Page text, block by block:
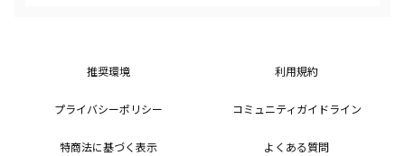
推奨環境 利用規約
プライバシーポリシー コミュニティガイドライン
特商法に基づく表示 よくある質問